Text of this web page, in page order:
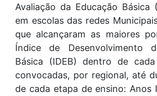
Avaliação da Educação Básica
em escolas das redes
que alcançaram as maiores
Índice de Desenvolvimento
Básica (IDEB) dentro de cada
convocadas, por regional, até
de cada etapa de ensino: Anos